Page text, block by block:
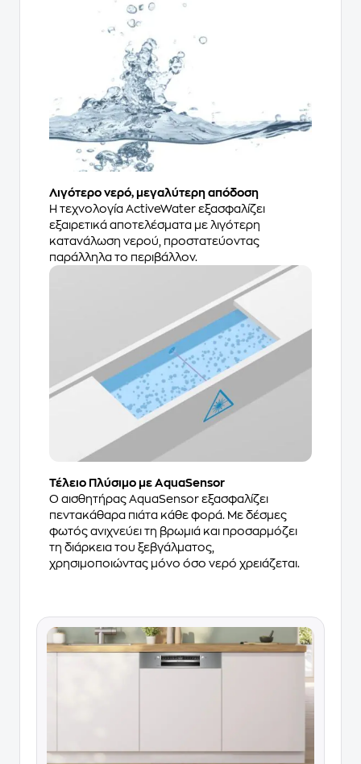
Λιγότερο νερό, μεγαλύτερη απόδοση
Η τεχνολογία ActiveWater εξασφαλίζει
εξαιρετικά αποτελέσματα με λιγότερη
κατανάλωση νερού, προστατεύοντας
παράλληλα το περιβάλλον.
Τέλειο Πλύσιμο με AquaSensor
Ο αισθητήρας AquaSensor εξασφαλίζει
πεντακάθαρα πιάτα κάθε φορά. Με δέσμες
φωτός ανιχνεύει τη βρωμιά και προσαρμόζει
τη διάρκεια του ξεβγάλματος,
χρησιμοποιώντας μόνο όσο νερό χρειάζεται.